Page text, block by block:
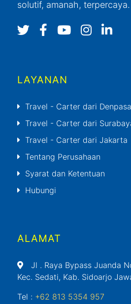
solutif, amanah, terpercaya.
LAYANAN
Travel - Carter dari
Travel - Carter dari
Travel - Carter dari Jakarta
Tentang Perusahaan
Syarat dan Ketentuan
Hubungi
ALAMAT
Jl . Raya Bypass Juanda
Kec. Sedati, Kab. Sidoarjo
Tel : +62 813 5354 957